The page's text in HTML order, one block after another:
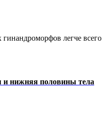
легче всего
и нижняя половины тела